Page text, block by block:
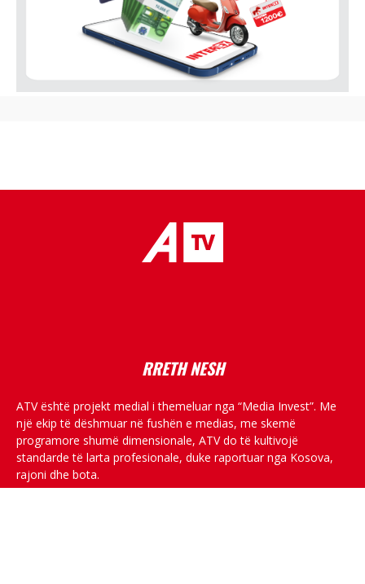
RRETH NESH
ATV është projekt medial i themeluar nga “Media Invest”. Me
një ekip të dëshmuar në fushën e medias, me skemë
programore shumë dimensionale, ATV do të kultivojë
standarde të larta profesionale, duke raportuar nga Kosova,
rajoni dhe bota.